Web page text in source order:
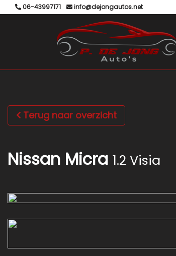
06-43997171 info@dejongautos.net
Terug naar overzicht
Nissan Micra 1.2 Visia